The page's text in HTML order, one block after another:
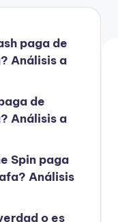
paga de
Análisis a
de
Análisis a
Spin paga
Análisis
o es